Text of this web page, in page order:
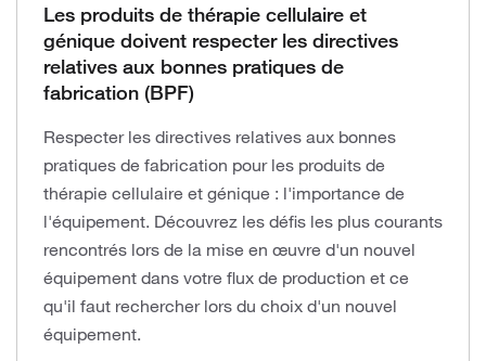
Les produits de thérapie cellulaire et
génique doivent respecter les directives
relatives aux bonnes pratiques de
fabrication (BPF)
Respecter les directives relatives aux bonnes
pratiques de fabrication pour les produits de
thérapie cellulaire et génique : l'importance de
l'équipement. Découvrez les défis les plus courants
rencontrés lors de la mise en œuvre d'un nouvel
équipement dans votre flux de production et ce
qu'il faut rechercher lors du choix d'un nouvel
équipement.